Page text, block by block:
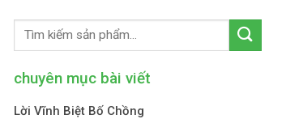
chuyên mục bài viết
Lời Vĩnh Biệt Bố Chồng